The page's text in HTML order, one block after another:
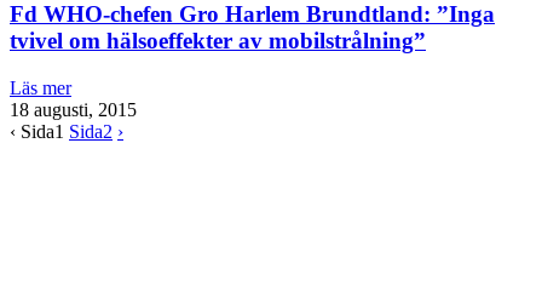
Fd WHO-chefen Gro Harlem Brundtland: ”Inga
tvivel om hälsoeffekter av mobilstrålning”
Läs mer
18 augusti, 2015
‹ Sida1 Sida2 ›